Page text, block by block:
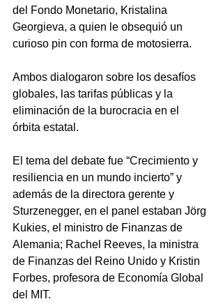
del Fondo Monetario, Kristalina
Georgieva, a quien le obsequió un
curioso pin con forma de motosierra.
Ambos dialogaron sobre los desafíos
globales, las tarifas públicas y la
eliminación de la burocracia en el
órbita estatal.
El tema del debate fue “Crecimiento y
resiliencia en un mundo incierto” y
además de la directora gerente y
Sturzenegger, en el panel estaban Jörg
Kukies, el ministro de Finanzas de
Alemania; Rachel Reeves, la ministra
de Finanzas del Reino Unido y Kristin
Forbes, profesora de Economía Global
del MIT.